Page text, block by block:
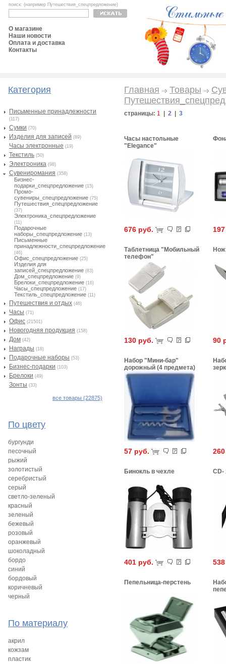
О магазине
Наши новости
Оплата и доставка
Контакты
поиск: (например Путешествия_спецпредложение)
Категория
Письменные принадлежности
(117)
Сумки (70)
Изделия для записей (89)
Часы электронные (19)
Текстиль (50)
Электроника (98)
Сувениромания (358)
Бизнес-
подарки_спецпредложение (15)
Промо-
сувениры_спецпредложение (75)
Путешествия_спецпредложение
(37)
Электроника_спецпредложение
(11)
Подарочные
наборы_спецпредложение (13)
Письменные
принадлежности_спецпредложение
(46)
Офис_спецпредложение (25)
Изделия для
записей_спецпредложение (83)
Дом_спецпредложение (9)
Брелоки_спецпредложение (16)
Часы_спецпредложение (17)
Текстиль_спецпредложение (11)
Путешествия и отдых (46)
Часы (71)
Офис (21501)
Новогодняя продукция (158)
Дом (42)
Награды (18)
Подарочные наборы (53)
Бизнес-подарки (103)
Брелоки (49)
Зонты (33)
все товары (22875)
По цвету
бургунди
песочный
рыжий
золотистый
серебристый
серый
светло-зеленый
красный
зеленый
бежевый
розовый
оранжевый
шоколадный
бордо
синий
бордовый
коричневый
черный
По материалу
акрил
кожзам
пластик
Главная Товары
страницы: 1 2 3
Часы настольные
"Elegance"
676 руб.
Таблетница "Мобильный
телефон"
130 руб.
Нож
90
Набор "Мини-бар"
дорожный (4 предмета)
57 руб.
Бинокль в чехле
401 руб.
CD-
Пепельница-перстень